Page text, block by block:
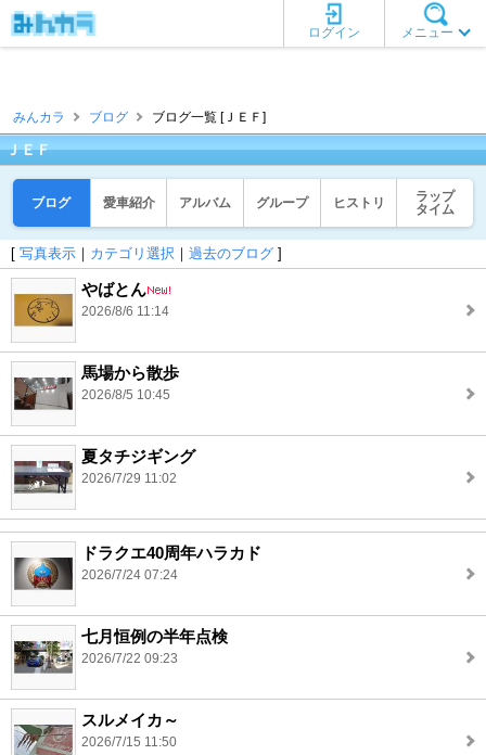
メニュー
ログイン
みんカラ ブログ ブログ一覧 [ＪＥＦ]
ＪＥＦ
ブログ 愛車紹介 アルバム グループ ヒストリ
ラップ
タイム
[ 写真表示 ｜ カテゴリ選択 ｜ 過去のブログ ]
やばとん
2026/8/6 11:14
馬場から散歩
2026/8/5 10:45
夏タチジギング
2026/7/29 11:02
ドラクエ40周年ハラカド
2026/7/24 07:24
七月恒例の半年点検
2026/7/22 09:23
スルメイカ～
2026/7/15 11:50